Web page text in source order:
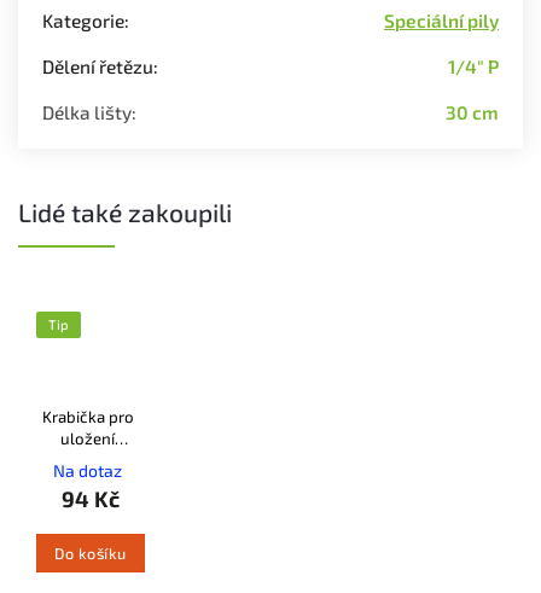
Kategorie: Speciální pily
Dělení řetězu: 1/4" P
Délka lišty: 30 cm
Lidé také zakoupili
Tip
Krabička pro
uložení
pilových
řetězů STIHL
Na dotaz
94 Kč
Do košíku